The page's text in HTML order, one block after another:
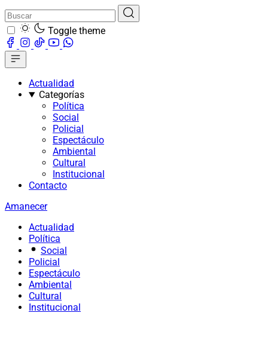
Toggle theme
Actualidad
Categorías
Política
Social
Policial
Espectáculo
Ambiental
Cultural
Institucional
Contacto
Amanecer
Actualidad
Política
Social
Policial
Espectáculo
Ambiental
Cultural
Institucional